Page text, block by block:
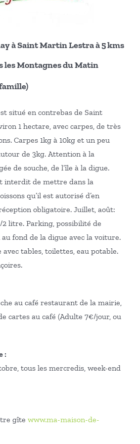
à Saint Martin Lestra à 5 kms
les Montagnes du Matin
situé en contrebas de Saint
1 hectare, avec carpes, de très
Carpes 1kg à 10kg et un peu
de 3kg. Attention à la
de souche, de l’île à la digue.
interdit de mettre dans la
qu’il est autorisé d’en
obligatoire. Juillet, août:
litre. Parking, possibilité de
fond de la digue avec la voiture.
tables, toilettes, eau potable.
au café restaurant de la mairie,
cartes au café (Adulte 7€/jour, ou
:
tous les mercredis, week-end
gîte www.ma-maison-de-